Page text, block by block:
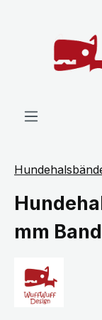
mm